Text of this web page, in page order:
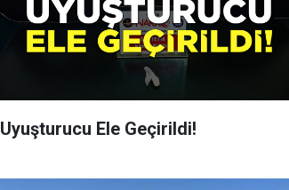
Uyuşturucu Ele Geçirildi!